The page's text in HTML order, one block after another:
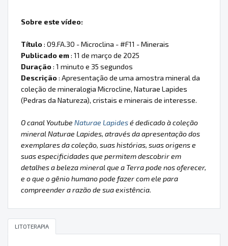
Sobre este vídeo:
Título: 09.FA.30 - Microclina - #F11 - Minerais
Publicado em: 11 de março de 2025
Duração: 1 minuto e 35 segundos
Descrição: Apresentação de uma amostra mineral da
coleção de mineralogia Microcline, Naturae Lapides
(Pedras da Natureza), cristais e minerais de interesse.
O canal Youtube Naturae Lapidesé dedicado à coleção
mineral Naturae Lapides, através da apresentação dos
exemplares da coleção, suas histórias, suas origens e
suas especificidades que permitem descobrir em
detalhes a beleza mineral que a Terra pode nos oferecer,
e o que o gênio humano pode fazer com ele para
compreender a razão de sua existência.
LITOTERAPIA